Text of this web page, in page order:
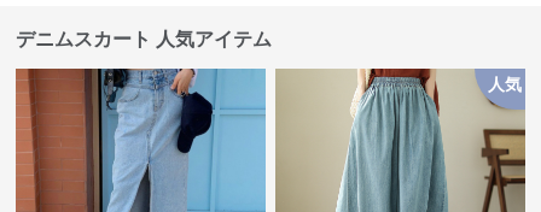
デニムスカート 人気アイテム
人気